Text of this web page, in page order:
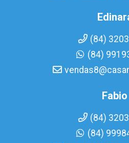
(84)
(84)
Fabio
(84)
(84)